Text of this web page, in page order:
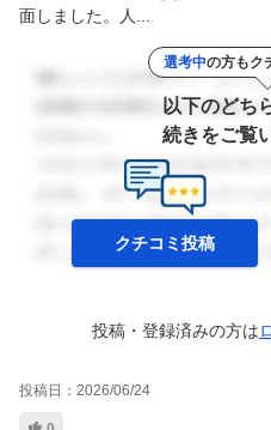
面しました。人...
選考中の方もク
以下のどち
続きをご覧
クチコミ投稿
投稿・登録済みの方は
投稿日： 2026/06/24